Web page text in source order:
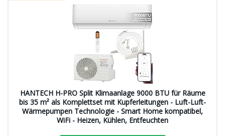
HANTECH H-PRO Split Klimaanlage 9000 BTU für Räume
bis 35 m² als Komplettset mit Kupferleitungen - Luft-Luft-
Wärmepumpen Technologie - Smart Home kompatibel,
WiFi - Heizen, Kühlen, Entfeuchten